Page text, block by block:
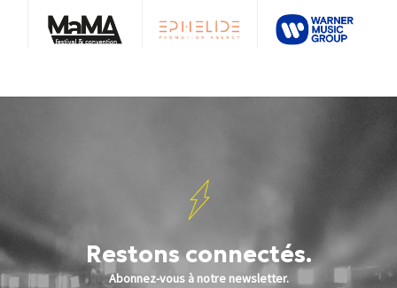
Restons connectés.
Abonnez-vous à notre newsletter.